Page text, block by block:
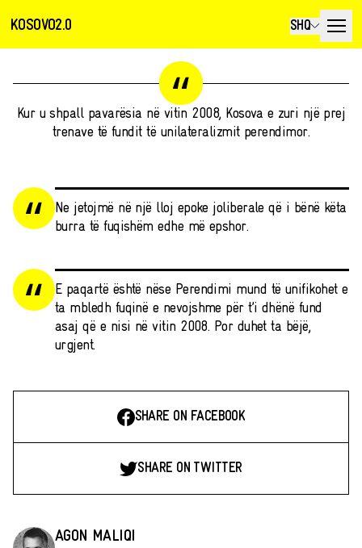
KOSOVO2.0 SHQ
Kur u shpall pavarësia në vitin 2008, Kosova e zuri një prej
trenave të fundit të unilateralizmit perendimor.
Ne jetojmë në një lloj epoke joliberale që i bënë këta
burra të fuqishëm edhe më epshor.
E paqartë është nëse Perendimi mund të unifikohet e
ta mbledh fuqinë e nevojshme për t’i dhënë fund
asaj që e nisi në vitin 2008. Por duhet ta bëjë,
urgjent.
SHARE ON FACEBOOK
SHARE ON TWITTER
AGON MALIQI